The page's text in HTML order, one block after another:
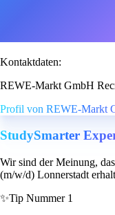
Kontaktdaten:
REWE-Markt GmbH
Profil von REWE-Markt
StudySmarter
Wir sind der Meinung,
(m/w/d) Lonnerstadt
✨Tip Nummer 1